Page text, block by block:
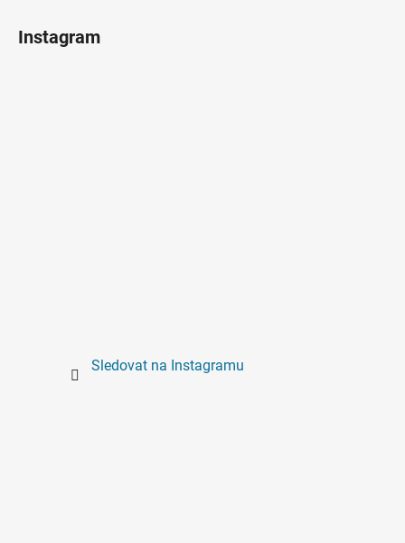
Instagram
Sledovat na Instagramu